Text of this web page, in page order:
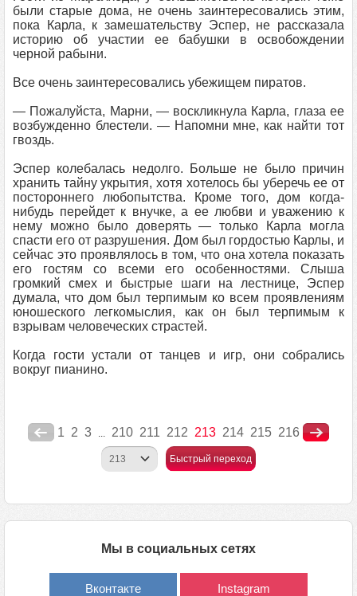
были старые дома, не очень заинтересовались этим,
пока Карла, к замешательству Эспер, не рассказала
историю об участии ее бабушки в освобождении
черной рабыни.
Все очень заинтересовались убежищем пиратов.
— Пожалуйста, Марни, — воскликнула Карла, глаза ее
возбужденно блестели. — Напомни мне, как найти тот
гвоздь.
Эспер колебалась недолго. Больше не было причин
хранить тайну укрытия, хотя хотелось бы уберечь ее от
постороннего любопытства. Кроме того, дом когда-
нибудь перейдет к внучке, а ее любви и уважению к
нему можно было доверять — только Карла могла
спасти его от разрушения. Дом был гордостью Карлы, и
сейчас это проявлялось в том, что она хотела показать
его гостям со всеми его особенностями. Слыша
громкий смех и быстрые шаги на лестнице, Эспер
думала, что дом был терпимым ко всем проявлениям
юношеского легкомыслия, как он был терпимым к
взрывам человеческих страстей.
Когда гости устали от танцев и игр, они собрались
вокруг пианино.
1 2 3 ... 210 211 212 213 214 215 216
Быстрый переход
Мы в социальных сетях
Вконтакте Instagram